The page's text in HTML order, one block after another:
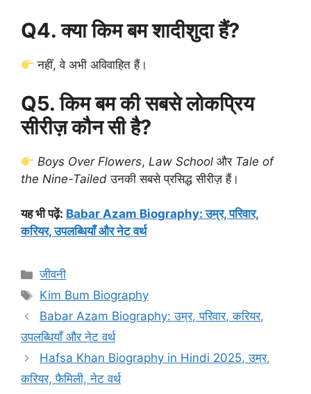
Q4. क्या किम बम शादीशुदा हैं?
नहीं, वे अभी अविवाहित हैं।
Q5. किम बम की सबसे लोकप्रिय
सीरीज़ कौन सी है?
Boys Over Flowers, Law School और Tale of
the Nine-Tailed उनकी सबसे प्रसिद्ध सीरीज़ हैं।
यह भी पढ़ें: Babar Azam Biography: उम्र, परिवार,
करियर, उपलब्धियाँ और नेट वर्थ
Categories
जीवनी
Tags
Kim Bum Biography
Babar Azam Biography: उम्र, परिवार, करियर,
उपलब्धियाँ और नेट वर्थ
Hafsa Khan Biography in Hindi 2025, उम्र,
करियर, फैमिली, नेट वर्थ